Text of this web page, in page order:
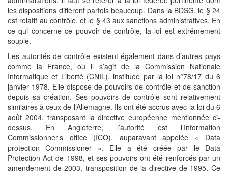
les dispositions diffèrent parfois beaucoup. Dans la BDSG, le § 24
est relatif au contrôle, et le § 43 aux sanctions administratives. En
ce qui concerne ce pouvoir de contrôle, la loi est extrêmement
souple.
Les autorités de contrôle existent également dans d’autres pays
comme la France, où il s’agit de la Commission Nationale
Informatique et Liberté (CNIL), instituée par la loi n°78/17 du 6
janvier 1978. Elle dispose de pouvoirs de contrôle et de sanction
depuis sa création. Ses pouvoirs de contrôle sont relativement
similaires à ceux de l’Allemagne. Ils ont été accrus avec la loi du 6
août 2004, transposant la directive européenne mentionnée ci-
dessus. En Angleterre, l’autorité est l’Information
Commissionner’s office (ICO), auparavant appelée « Data
protection Commissioner ». Elle a été créée par le Data
Protection Act de 1998, et ses pouvoirs ont été renforcés par un
amendement de 2003, transposition de la directive de 1995. Ce